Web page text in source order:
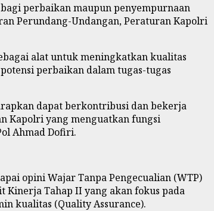
perbaikan maupun penyempurnaan
Perundang-Undangan, Peraturan Kapolri
alat untuk meningkatkan kualitas
perbaikan dalam tugas-tugas
dapat berkontribusi dan bekerja
Kapolri yang menguatkan fungsi
Ahmad Dofiri.
opini Wajar Tanpa Pengecualian (WTP)
Tahap II yang akan fokus pada
kualitas (Quality Assurance).